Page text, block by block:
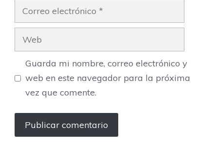
Correo
electrónico
Web
Guarda mi nombre, correo electrónico y
web en este navegador para la próxima
vez que comente.